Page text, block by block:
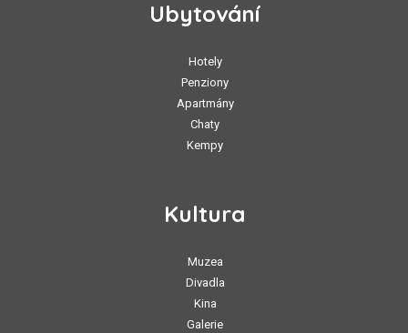
Ubytování
Hotely
Penziony
Apartmány
Chaty
Kempy
Kultura
Muzea
Divadla
Kina
Galerie